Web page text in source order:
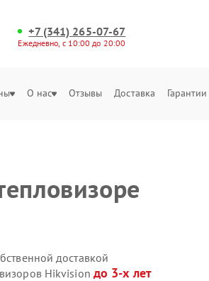
+7 (341) 265-07-67
Ежедневно, с 10:00 до 20:00
О нас Отзывы Доставка Гарантии
доставкой
Hikvision до 3-х лет